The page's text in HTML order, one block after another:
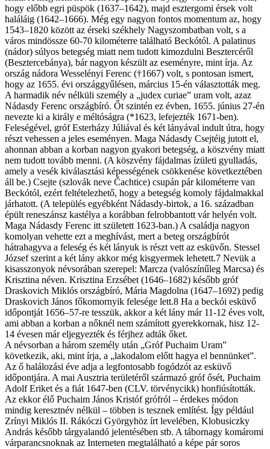
hogy előbb egri püspök (1637–1642), majd esztergomi érsek volt
haláláig (1642–1666). Még egy nagyon fontos momentum az, hogy
1543–1820 között az érseki székhely Nagyszombatban volt, s a
város mindössze 60-70 kilométerre található Beckótól. A palatinus
(nádor) súlyos betegség miatt nem tudott kimozdulni Besztercéről
(Besztercebánya), bár nagyon készült az eseményre, mint írja. Az
ország nádora Wesselényi Ferenc (†1667) volt, s pontosan ismert,
hogy az 1655. évi országgyűlésen, március 15-én választották meg.
A harmadik név nélküli személy a „judex curiae” uram volt, azaz
Nádasdy Ferenc országbíró. Őt szintén ez évben, 1655. június 27-én
nevezte ki a király e méltóságra (*1623, lefejezték 1671-ben).
Feleségével, gróf Esterházy Júliával és két lányával indult útra, hogy
részt vehessen a jeles eseményen. Maga Nádasdy Csejtéig jutott el,
ahonnan abban a korban nagyon gyakori betegség, a köszvény miatt
nem tudott tovább menni. (A köszvény fájdalmas ízületi gyulladás,
amely a vesék kiválasztási képességének csökkenése következtében
áll be.) Csejte (szlovák neve Čachtice) csupán pár kilométerre van
Beckótól, ezért feltételezhető, hogy a betegség komoly fájdalmakkal
járhatott. (A település egyébként Nádasdy-birtok, a 16. században
épült reneszánsz kastélya a korábban felrobbantott vár helyén volt.
Maga Nádasdy Ferenc itt született 1623-ban.) A családja nagyon
komolyan vehette ezt a meghívást, mert a beteg országbírót
hátrahagyva a feleség és két lányuk is részt vett az esküvőn. Stessel
József szerint a két lány akkor még kisgyermek lehetett.7 Nevük a
kisasszonyok névsorában szerepel: Marcza (valószínűleg Marcsa) és
Krisztina néven. Krisztina Erzsébet (1646–1682) később gróf
Draskovich Miklós országbíró, Mária Magdolna (1647–1692) pedig
Draskovich János főkomornyik felesége lett.8 Ha a beckói esküvő
időpontját 1656–57-re tesszük, akkor a két lány már 11-12 éves volt,
ami abban a korban a nőknél nem számított gyerekkornak, hisz 12-
14 évesen már eljegyezték és férjhez adták őket.
A névsorban a három személy után „Gróf Puchaim Uram”
következik, aki, mint írja, a „lakodalom előtt hagya el bennünket”.
Az ő halálozási éve adja a legfontosabb fogódzót az esküvő
időpontjára. A mai Ausztria területéről származó gróf ősét, Puchaim
Adolf Eriket és a fiát 1647-ben (CLV. törvénycikk) honfiúsították.
Az ekkor élő Puchaim János Kristóf grófról – érdekes módon
mindig keresztnév nélkül – többen is tesznek említést. Így például
Zrínyi Miklós II. Rákóczi Györgyhöz írt levelében, Klobusiczky
András később tárgyalandó jelentésében stb. A tábornagy komáromi
várparancsnoknak az Interneten megtalálható a képe pár soros